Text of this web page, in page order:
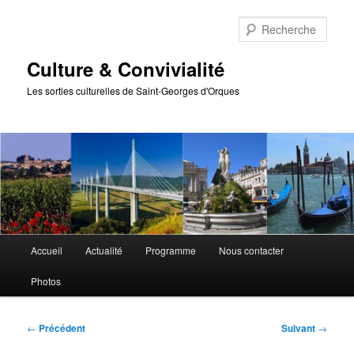
Culture & Convivialité
Les sorties culturelles de Saint-Georges d'Orques
principal
Accueil Actualité Programme Nous contacter
Photos
Navigation
← Précédent Suivant →